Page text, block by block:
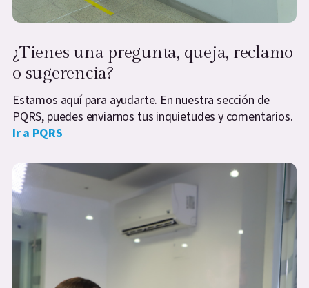
¿Tienes una pregunta, queja, reclamo
o sugerencia?
Estamos aquí para ayudarte. En nuestra sección de
PQRS, puedes enviarnos tus inquietudes y comentarios.
Ir a PQRS